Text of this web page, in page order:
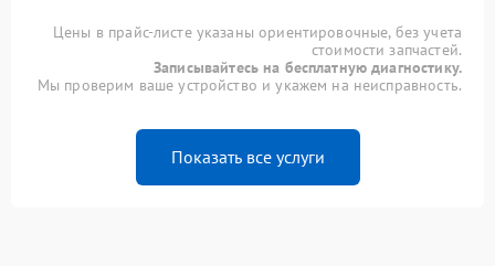
Цены в прайс-листе указаны ориентировочные, без учета
стоимости запчастей.
Записывайтесь на бесплатную диагностику.
Мы проверим ваше устройство и укажем на неисправность.
Показать все услуги